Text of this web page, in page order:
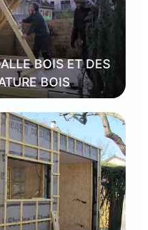
BOIS ET DES
BOIS